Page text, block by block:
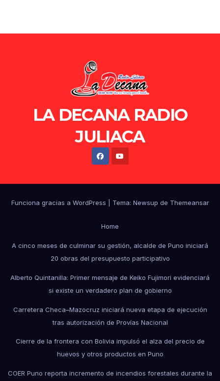
LA DECANA RADIO
JULIACA
Funciona gracias a WordPress Tema: Newsup de Themeansar
Home
A cinco meses de culminar su gestión, alcalde de Puno iniciará
20 obras del presupuesto participativo
Alberto Quintanilla: Primer mensaje de Keiko Fujimori evidenciará
si existe un verdadero plan de gobierno
Carretera Checa–Mazocruz iniciará nueva etapa de ejecución
tras autorización de Provías Nacional
Cierre de la frontera con Bolivia impulsó el alza del precio de
huevos y otros productos en Puno
COER Puno reporta incremento de incendios forestales durante la